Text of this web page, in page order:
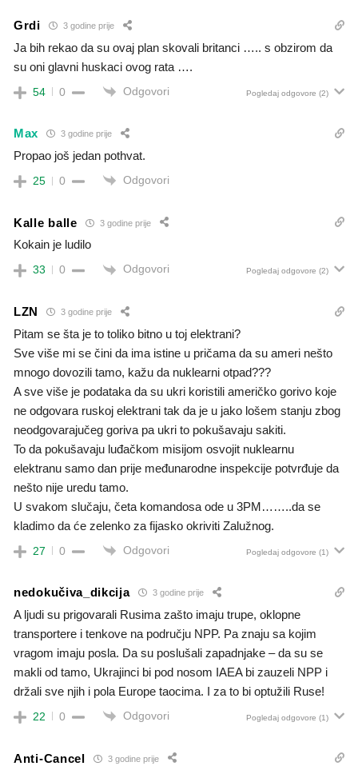
Grdi 3 godine prije
Ja bih rekao da su ovaj plan skovali britanci ….. s obzirom da
su oni glavni huskaci ovog rata ….
54 0 Odgovori Pogledaj odgovore (2)
Max 3 godine prije
Propao još jedan pothvat.
25 0 Odgovori
Kalle balle 3 godine prije
Kokain je ludilo
33 0 Odgovori Pogledaj odgovore (2)
LZN 3 godine prije
Pitam se šta je to toliko bitno u toj elektrani?
Sve više mi se čini da ima istine u pričama da su ameri nešto
mnogo dovozili tamo, kažu da nuklearni otpad???
A sve više je podataka da su ukri koristili američko gorivo koje
ne odgovara ruskoj elektrani tak da je u jako lošem stanju zbog
neodgovarajučeg goriva pa ukri to pokušavaju sakiti.
To da pokušavaju luđačkom misijom osvojit nuklearnu
elektranu samo dan prije međunarodne inspekcije potvrđuje da
nešto nije uredu tamo.
U svakom slučaju, četa komandosa ode u 3PM……..da se
kladimo da će zelenko za fijasko okriviti Zalužnog.
27 0 Odgovori Pogledaj odgovore (1)
nedokučiva_dikcija 3 godine prije
A ljudi su prigovarali Rusima zašto imaju trupe, oklopne
transportere i tenkove na području NPP. Pa znaju sa kojim
vragom imaju posla. Da su poslušali zapadnjake – da su se
makli od tamo, Ukrajinci bi pod nosom IAEA bi zauzeli NPP i
držali sve njih i pola Europe taocima. I za to bi optužili Ruse!
22 0 Odgovori Pogledaj odgovore (1)
Anti-Cancel 3 godine prije